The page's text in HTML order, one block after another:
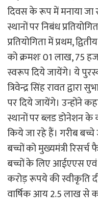
दिवस के रूप में मनाया जा
स्थानों पर निबंध
प्रतियोगिता में प्रथम,
को क्रमशः 01 लाख, 75
स्वरूप दिये जायेंगे। ये
त्रिवेन्द्र सिंह रावत
पर दिये जायेंगे। उन्होंने
स्थानों पर ब्लड डोनेशन के
किये जा रहे हैं। गरीब
बच्चों को मुख्यमंत्री
बच्चों के लिए आईएएस
करोड़ रूपये की स्वीकृति
वार्षिक आय 2.5 लाख से